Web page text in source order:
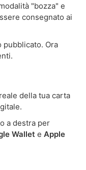
"bozza" e
consegnato ai
pubblicato. Ora
della tua carta
a destra per
Wallet eApple